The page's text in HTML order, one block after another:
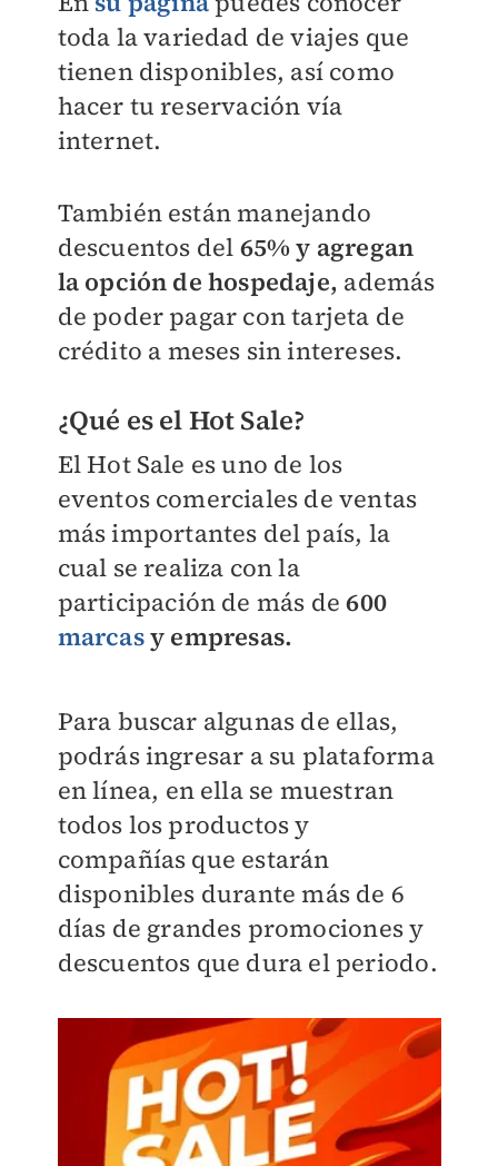
toda la variedad de viajes que
tienen disponibles, así como
hacer tu reservación vía
internet.
También están manejando
descuentos del 65% y agregan
la opción de hospedaje, además
de poder pagar con tarjeta de
crédito a meses sin intereses.
¿Qué es el Hot Sale?
El Hot Sale es uno de los
eventos comerciales de ventas
más importantes del país, la
cual se realiza con la
participación de más de600
marcasy empresas.
Para buscar algunas de ellas,
podrás ingresar a su plataforma
en línea, en ella se muestran
todos los productos y
compañías que estarán
disponibles durante más de 6
días de grandes promociones y
descuentos que dura el periodo.